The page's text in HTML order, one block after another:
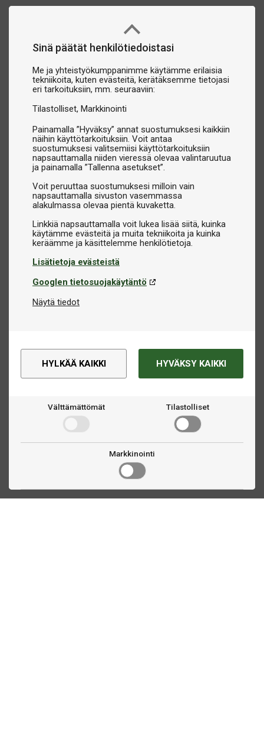
Sinä päätät henkilötiedoistasi
Me ja yhteistyökumppanimme käytämme erilaisia
tekniikoita, kuten evästeitä, kerätäksemme tietojasi
eri tarkoituksiin, mm. seuraaviin:
Tilastolliset Markkinointi
Painamalla ”Hyväksy” annat suostumuksesi kaikkiin
näihin käyttötarkoituksiin. Voit antaa
suostumuksesi valitsemiisi käyttötarkoituksiin
napsauttamalla niiden vieressä olevaa valintaruutua
ja painamalla ”Tallenna asetukset”.
Voit peruuttaa suostumuksesi milloin vain
napsauttamalla sivuston vasemmassa
alakulmassa olevaa pientä kuvaketta.
Linkkiä napsauttamalla voit lukea lisää siitä, kuinka
käytämme evästeitä ja muita tekniikoita ja kuinka
Lisätietoja evästeistä
Googlen tietosuojakäytäntö
Näytä tiedot
HYLKÄÄ KAIKKI HYVÄKSY KAIKKI
Välttämättömät Tilastolliset
Markkinointi